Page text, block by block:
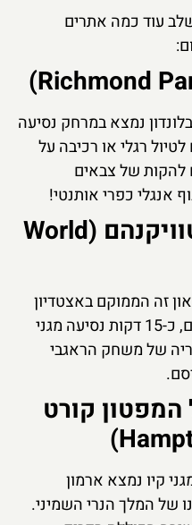
עוד כמה אתרים
נמצא במרחק נסיעה
רגלי או רכיבה על
להקות של צבאים
אנגלי כפרי אותנטי!
מוזיאון הראגבי בטוויקנהם (World
זה הממוקם באצטדיון
הראגבי המפורסם של טוויקנהם, כ-15 דקות נסיעה מגני
של משחק הראגבי
המפטון קורט
מגני קיו נמצא ארמון
של המלך הנרי השמיני.